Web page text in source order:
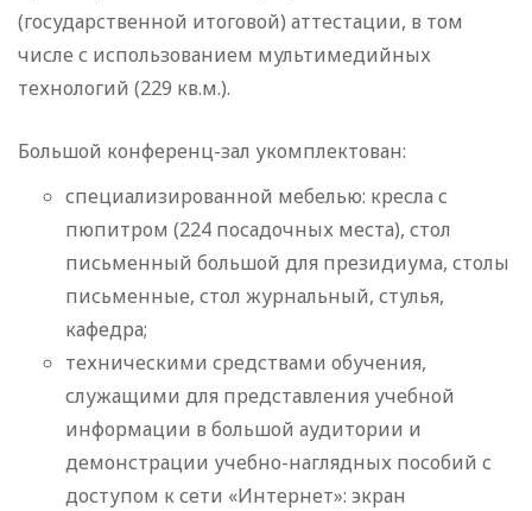
(государственной итоговой) аттестации, в том
числе с использованием мультимедийных
технологий (229 кв.м.).
Большой конференц-зал укомплектован:
специализированной мебелью: кресла с
пюпитром (224 посадочных места), стол
письменный большой для президиума, столы
письменные, стол журнальный, стулья,
кафедра;
техническими средствами обучения,
служащими для представления учебной
информации в большой аудитории и
демонстрации учебно-наглядных пособий с
доступом к сети «Интернет»: экран